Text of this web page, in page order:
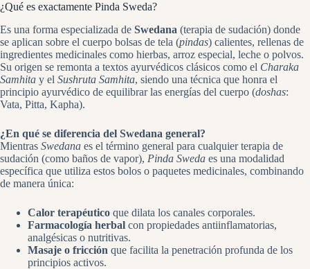
¿Qué es exactamente Pinda Sweda?
Es una forma especializada de Swedana (terapia de sudación) donde
se aplican sobre el cuerpo bolsas de tela (pindas) calientes, rellenas de
ingredientes medicinales como hierbas, arroz especial, leche o polvos.
Su origen se remonta a textos ayurvédicos clásicos como el Charaka
Samhita y el Sushruta Samhita, siendo una técnica que honra el
principio ayurvédico de equilibrar las energías del cuerpo (doshas:
Vata, Pitta, Kapha).
¿En qué se diferencia del Swedana general?
Mientras Swedana es el término general para cualquier terapia de
sudación (como baños de vapor), Pinda Sweda es una modalidad
específica que utiliza estos bolos o paquetes medicinales, combinando
de manera única:
Calor terapéutico que dilata los canales corporales.
Farmacología herbal con propiedades antiinflamatorias,
analgésicas o nutritivas.
Masaje o fricción que facilita la penetración profunda de los
principios activos.